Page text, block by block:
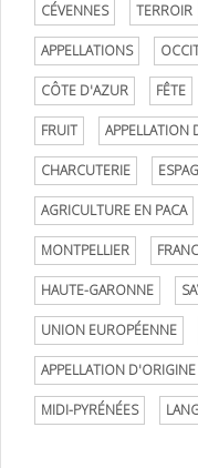
CÉVENNES TERROIR
APPELLATIONS
CÔTE D'AZUR FÊTE
FRUIT APPELLATION
CHARCUTERIE
AGRICULTURE EN PACA
MONTPELLIER
HAUTE-GARONNE
UNION EUROPÉENNE
APPELLATION
MIDI-PYRÉNÉES